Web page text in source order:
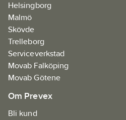
Helsingborg
Malmö
Skövde
Trelleborg
Serviceverkstad
Movab Falköping
Movab Götene
Om Prevex
Bli kund